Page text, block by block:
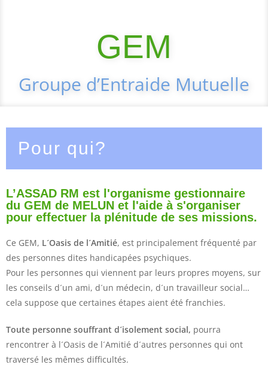
GEM
Groupe d’Entraide Mutuelle
Pour qui?
L’ASSAD RM est l'organisme gestionnaire
du GEM de MELUN et l'aide à s'organiser
pour effectuer la plénitude de ses missions.
Ce GEM, L´Oasis de l´Amitié, est principalement fréquenté par
des personnes dites handicapées psychiques.
Pour les personnes qui viennent par leurs propres moyens, sur
les conseils d´un ami, d´un médecin, d´un travailleur social…
cela suppose que certaines étapes aient été franchies.
Toute personne souffrant d´isolement social, pourra
rencontrer à l´Oasis de l´Amitié d´autres personnes qui ont
traversé les mêmes difficultés.